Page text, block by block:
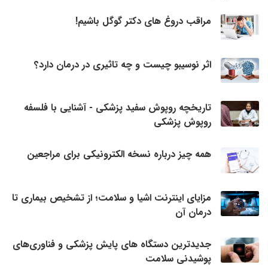
مراقب دروغ های دکتر گوگل باشیم!
اثر نوسیبو چیست و چه تاثیری در درمان دارد؟
تاریخچه روپوش سفید پزشکی - آشنایی با فلسفه
روپوش پزشکی
همه چیز درباره نسخه الکترونیکی برای مراجعین
مزایای اینترنت اشیا و سلامت؛ از تشخیص بیماری تا
درمان آن
جدیدترین دستگاه های پایش پزشکی و فناوری‌های
پوشیدنی سلامت